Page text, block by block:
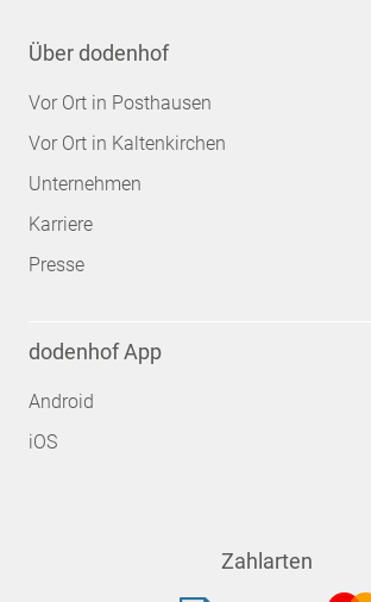
Über dodenhof
Vor Ort in Posthausen
Vor Ort in Kaltenkirchen
Unternehmen
Karriere
Presse
dodenhof App
Android
iOS
Zahlarten